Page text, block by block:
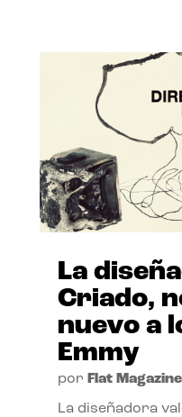
La
Criado,
nuevo a
Emmy
por Flat Magazine
La diseñadora